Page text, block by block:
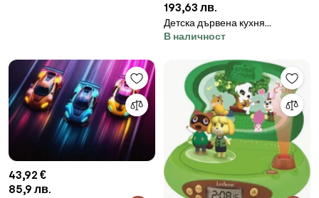
193,63 лв.
Детска дървена кухня
atmosphera Outy, 55×29×90
В наличност
43,92 €
85,9 лв.